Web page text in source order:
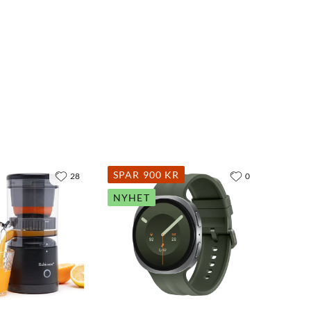
28
SPAR 900 KR
NYHET
0